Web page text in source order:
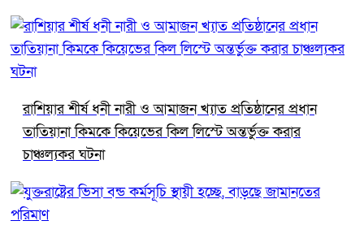
রাশিয়ার শীর্ষ ধনী নারী ও আমাজন খ্যাত প্রতিষ্ঠানের প্রধান
তাতিয়ানা কিমকে কিয়েভের কিল লিস্টে অন্তর্ভুক্ত করার
চাঞ্চল্যকর ঘটনা